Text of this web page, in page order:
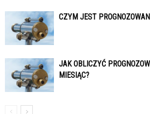
CZYM JEST
JAK OBLICZYĆ
MIESIĄC?